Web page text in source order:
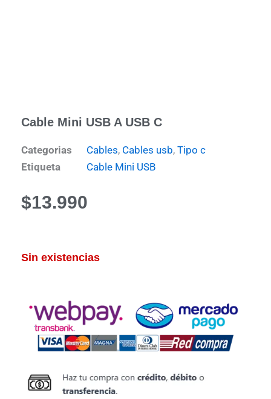
Cable Mini USB A USB C
Categorias Cables, Cables usb, Tipo c
Etiqueta
Cable Mini USB
$13.990
Sin existencias